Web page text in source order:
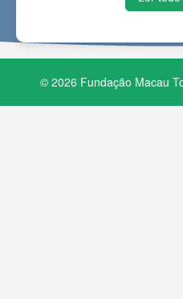
© 2026 Fundação Macau